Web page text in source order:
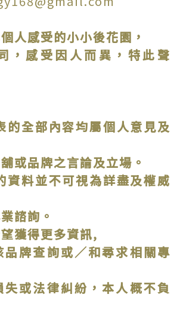
人感受的小小後花園，
，感受因人而異，特此聲
全部內容均屬個人意見及
或品牌之言論及立場。
料並不可視為詳盡及權威
諮詢。
獲得更多資訊,
品牌查詢或∕和尋求相關專
或法律糾紛，本人概不負